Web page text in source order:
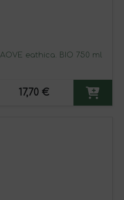
AOVE eathica. BIO 750 ml
17,70 €